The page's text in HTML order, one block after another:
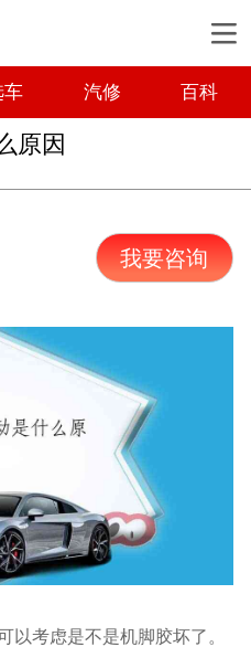
车 汽修 百科
原因
我要咨询
以考虑是不是机脚胶坏了。